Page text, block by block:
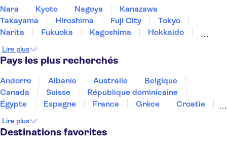
Nara Kyoto Nagoya
Kanazawa
Takayama
Hiroshima Fuji City
Tokyo
Narita
Fukuoka Kagoshima
Hokkaido
Lire plus
Pays les plus recherchés
Andorre Albanie Australie
Belgique
Canada
Suisse
République dominicaine
Égypte
Espagne France Grèce
Croatie
Thaïlande
Tunisie
Lire plus
Destinations favorites